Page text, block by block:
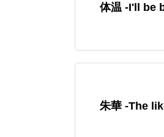
体温 -I'll be
朱華 -The